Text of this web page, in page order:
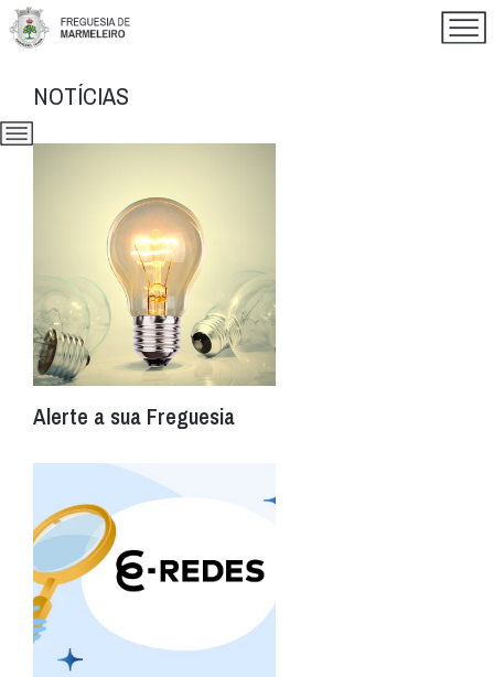
NOTÍCIAS
Alerte a sua Freguesia